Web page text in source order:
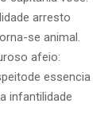
arresto
se animal.
afeio:
essencia
infantilidade